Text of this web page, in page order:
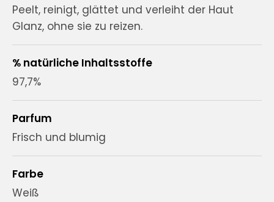
Peelt, reinigt, glättet und verleiht der Haut
Glanz, ohne sie zu reizen.
% natürliche Inhaltsstoffe
97,7%
Parfum
Frisch und blumig
Farbe
Weiß